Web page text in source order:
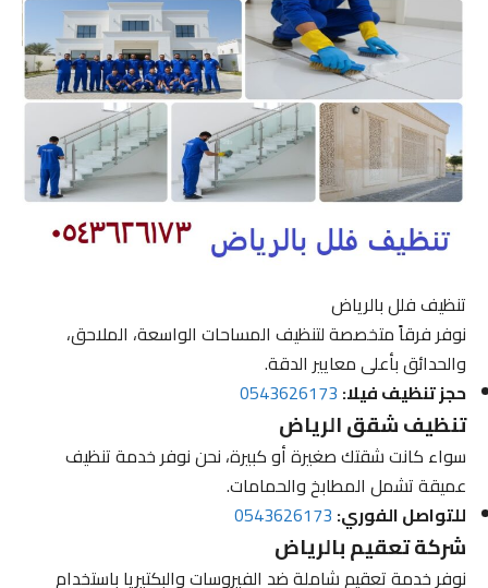
تنظيف فلل بالرياض
نوفر فرقاً متخصصة لتنظيف المساحات الواسعة، الملاحق،
والحدائق بأعلى معايير الدقة.
حجز تنظيف فيلا:0543626173
تنظيف شقق الرياض
سواء كانت شقتك صغيرة أو كبيرة، نحن نوفر خدمة تنظيف
عميقة تشمل المطابخ والحمامات.
للتواصل الفوري:0543626173
شركة تعقيم بالرياض
نوفر خدمة تعقيم شاملة ضد الفيروسات والبكتيريا باستخدام